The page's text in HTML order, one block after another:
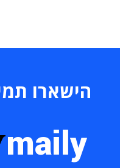
הישארו
maily